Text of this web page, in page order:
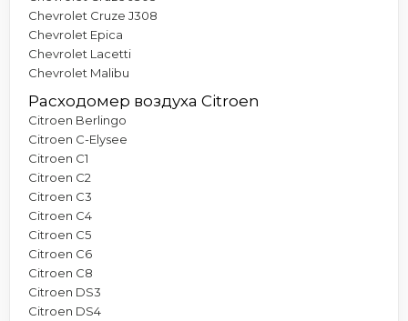
Chevrolet Cruze J308
Chevrolet Epica
Chevrolet Lacetti
Chevrolet Malibu
Расходомер воздуха Citroen
Citroen Berlingo
Citroen C-Elysee
Citroen C1
Citroen C2
Citroen C3
Citroen C4
Citroen C5
Citroen C6
Citroen C8
Citroen DS3
Citroen DS4